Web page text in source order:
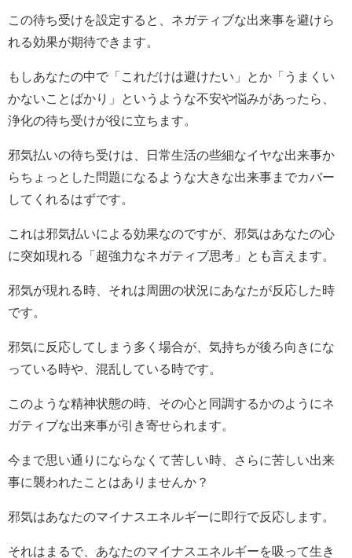
この待ち受けを設定すると、ネガティブな出来事を避けら
れる効果が期待できます。
もしあなたの中で「これだけは避けたい」とか「うまくい
かないことばかり」というような不安や悩みがあったら、
浄化の待ち受けが役に立ちます。
邪気払いの待ち受けは、日常生活の些細なイヤな出来事か
らちょっとした問題になるような大きな出来事までカバー
してくれるはずです。
これは邪気払いによる効果なのですが、邪気はあなたの心
に突如現れる「超強力なネガティブ思考」とも言えます。
邪気が現れる時、それは周囲の状況にあなたが反応した時
です。
邪気に反応してしまう多く場合が、気持ちが後ろ向きにな
っている時や、混乱している時です。
このような精神状態の時、その心と同調するかのようにネ
ガティブな出来事が引き寄せられます。
今まで思い通りにならなくて苦しい時、さらに苦しい出来
事に襲われたことはありませんか？
邪気はあなたのマイナスエネルギーに即行で反応します。
それはまるで、あなたのマイナスエネルギーを吸って生き